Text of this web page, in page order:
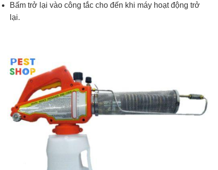
Bấm trở lại vào công tắc cho đến khi máy hoạt động trở
lại.